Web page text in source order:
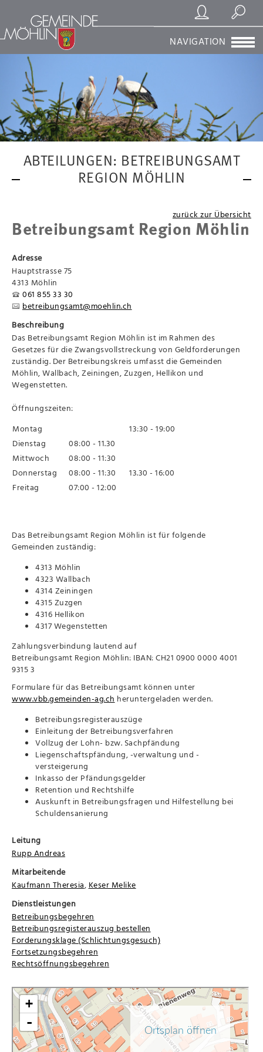
Registrierung/Login
Suchen
NAVIGATION
ABTEILUNGEN: BETREIBUNGSAMT
REGION MÖHLIN
zurück zur Übersicht
Betreibungsamt Region Möhlin
Adresse
Hauptstrasse 75
4313 Möhlin
061 855 33 30
betreibungsamt@moehlin.ch
Beschreibung
Das Betreibungsamt Region Möhlin ist im Rahmen des
Gesetzes für die Zwangsvollstreckung von Geldforderungen
zuständig. Der Betreibungskreis umfasst die Gemeinden
Möhlin, Wallbach, Zeiningen, Zuzgen, Hellikon und
Wegenstetten.
Öffnungszeiten:
Montag
13:30 - 19:00
Dienstag
08:00 - 11.30
Mittwoch
08:00 - 11:30
Donnerstag
08:00 - 11:30
13.30 - 16:00
Freitag
07:00 - 12:00
Das Betreibungsamt Region Möhlin ist für folgende
Gemeinden zuständig:
4313 Möhlin
4323 Wallbach
4314 Zeiningen
4315 Zuzgen
4316 Hellikon
4317 Wegenstetten
Zahlungsverbindung lautend auf
Betreibungsamt Region Möhlin: IBAN: CH21 0900 0000 4001
9315 3
Formulare für das Betreibungsamt können unter
www.vbb.gemeinden-ag.ch heruntergeladen werden.
Betreibungsregisterauszüge
Einleitung der Betreibungsverfahren
Vollzug der Lohn- bzw. Sachpfändung
Liegenschaftspfändung, -verwaltung und -
versteigerung
Inkasso der Pfändungsgelder
Retention und Rechtshilfe
Auskunft in Betreibungsfragen und Hilfestellung bei
Schuldensanierung
Leitung
Rupp Andreas
Mitarbeitende
Kaufmann Theresia, Keser Melike
Dienstleistungen
Betreibungsbegehren
Betreibungsregisterauszug bestellen
Forderungsklage (Schlichtungsgesuch)
Fortsetzungsbegehren
Rechtsöffnungsbegehren